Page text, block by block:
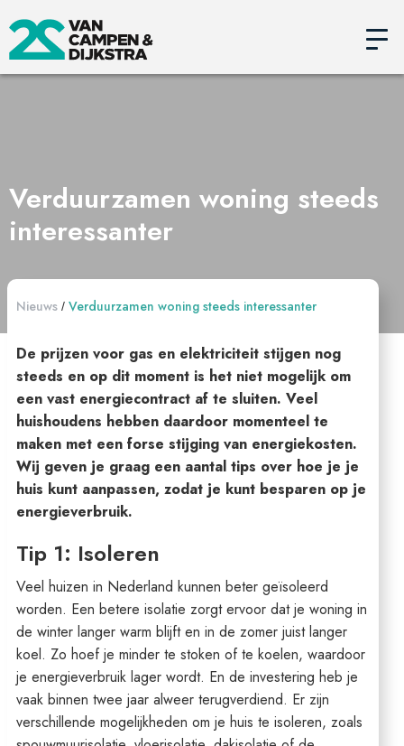
Verduurzamen woning steeds
interessanter
Nieuws / Verduurzamen woning steeds interessanter
De prijzen voor gas en elektriciteit stijgen nog
steeds en op dit moment is het niet mogelijk om
een vast energiecontract af te sluiten. Veel
huishoudens hebben daardoor momenteel te
maken met een forse stijging van energiekosten.
Wij geven je graag een aantal tips over hoe je je
huis kunt aanpassen, zodat je kunt besparen op je
energieverbruik.
Tip 1: Isoleren
Veel huizen in Nederland kunnen beter geïsoleerd
worden. Een betere isolatie zorgt ervoor dat je woning in
de winter langer warm blijft en in de zomer juist langer
koel. Zo hoef je minder te stoken of te koelen, waardoor
je energieverbruik lager wordt. En de investering heb je
vaak binnen twee jaar alweer terugverdiend. Er zijn
verschillende mogelijkheden om je huis te isoleren, zoals